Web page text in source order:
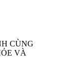
CÙNG
VÀ